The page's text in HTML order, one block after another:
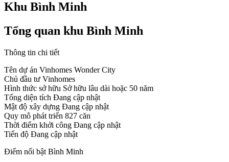
Khu Bình Minh
Tổng quan khu Bình Minh
Thông tin chi tiết
Tên dự án Vinhomes Wonder City
Chủ đầu tư Vinhomes
Hình thức sở hữu Sở hữu lâu dài hoặc 50 năm
Tổng diện tích Đang cập nhật
Mật độ xây dựng Đang cập nhật
Quy mô phát triển 827 căn
Thời điểm khởi công Đang cập nhật
Tiến độ Đang cập nhật
Điểm nổi bật Bình Minh